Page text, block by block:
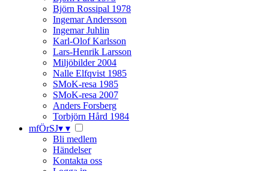
Björn Rossipal 1978
Ingemar Andersson
Ingemar Juhlin
Karl-Olof Karlsson
Lars-Henrik Larsson
Miljöbilder 2004
Nalle Elfqvist 1985
SMoK-resa 1985
SMoK-resa 2007
Anders Forsberg
Torbjörn Hård 1984
mfÖrSJ▾ ▾
Bli medlem
Händelser
Kontakta oss